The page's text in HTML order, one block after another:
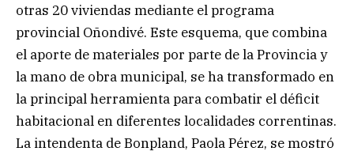
otras 20 viviendas mediante el programa
provincial Oñondivé. Este esquema, que combina
el aporte de materiales por parte de la Provincia y
la mano de obra municipal, se ha transformado en
la principal herramienta para combatir el déficit
habitacional en diferentes localidades correntinas.
La intendenta de Bonpland, Paola Pérez, se mostró